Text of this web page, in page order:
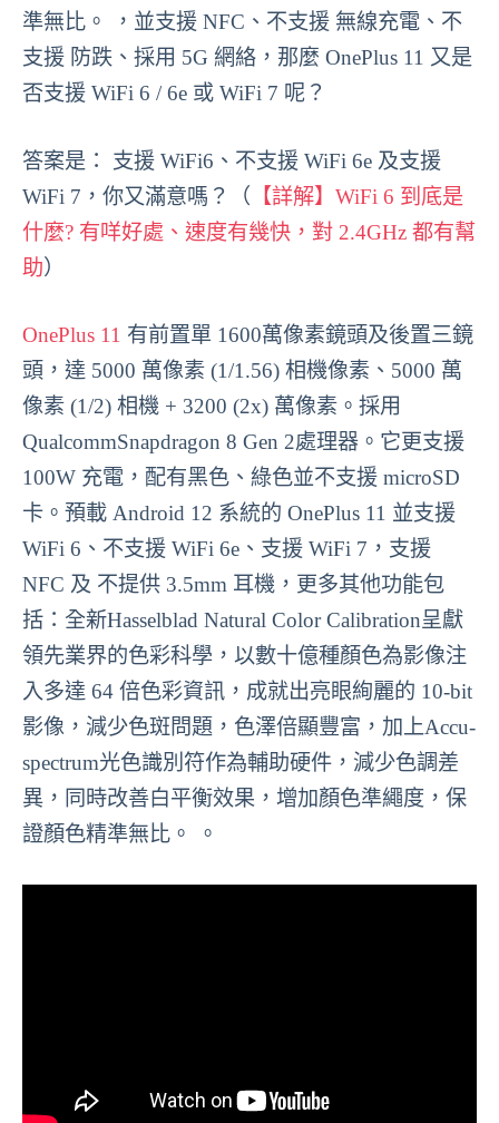
準無比。 ，並支援 NFC、不支援 無線充電、不
支援 防跌、採用 5G 網絡，那麼 OnePlus 11 又是
否支援 WiFi 6 / 6e 或 WiFi 7 呢？
答案是： 支援 WiFi6、不支援 WiFi 6e 及支援
WiFi 7，你又滿意嗎？（ 【詳解】WiFi 6 到底是
什麼? 有咩好處、速度有幾快，對 2.4GHz 都有幫
助）
OnePlus 11 有前置單 1600萬像素鏡頭及後置三鏡
頭，達 5000 萬像素 (1/1.56) 相機像素、5000 萬
像素 (1/2) 相機 + 3200 (2x) 萬像素。採用
QualcommSnapdragon 8 Gen 2處理器。它更支援
100W 充電，配有黑色、綠色並不支援 microSD
卡。預載 Android 12 系統的 OnePlus 11 並支援
WiFi 6、不支援 WiFi 6e、支援 WiFi 7，支援
NFC 及 不提供 3.5mm 耳機，更多其他功能包
括：全新Hasselblad Natural Color Calibration呈獻
領先業界的色彩科學，以數十億種顏色為影像注
入多達 64 倍色彩資訊，成就出亮眼絢麗的 10-bit
影像，減少色斑問題，色澤倍顯豐富，加上Accu-
spectrum光色識別符作為輔助硬件，減少色調差
異，同時改善白平衡效果，增加顏色準繩度，保
證顏色精準無比。 。